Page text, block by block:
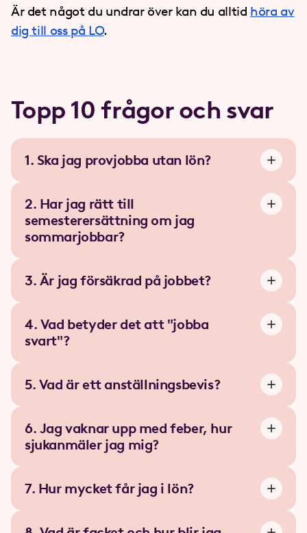
Är det något du undrar över kan du alltid höra av
dig till oss på LO.
Topp 10 frågor och svar
1. Ska jag provjobba utan lön?
2. Har jag rätt till
semesterersättning om jag
sommarjobbar?
3. Är jag försäkrad på jobbet?
4. Vad betyder det att "jobba
svart"?
5. Vad är ett anställningsbevis?
6. Jag vaknar upp med feber, hur
sjukanmäler jag mig?
7. Hur mycket får jag i lön?